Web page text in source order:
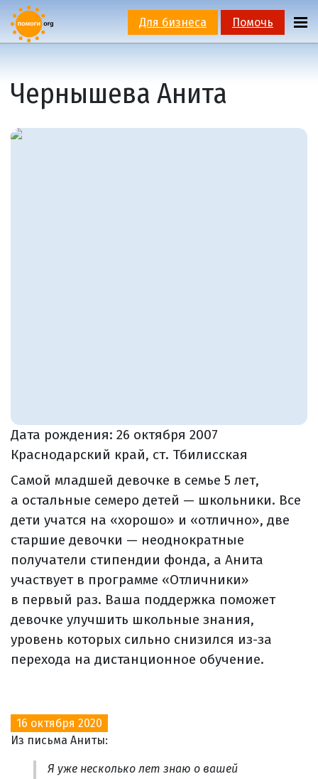
Для бизнеса Помочь
Чернышева Анита
Дата рождения: 26 октября 2007
Краснодарский край, ст. Тбилисская
Самой младшей девочке в семье 5 лет,
а остальные семеро детей — школьники. Все
дети учатся на «хорошо» и «отлично», две
старшие девочки — неоднократные
получатели стипендии фонда, а Анита
участвует в программе «Отличники»
в первый раз. Ваша поддержка поможет
девочке улучшить школьные знания,
уровень которых сильно снизился из-за
перехода на дистанционное обучение.
16 октября 2020
Из письма Аниты:
Я уже несколько лет знаю о вашей